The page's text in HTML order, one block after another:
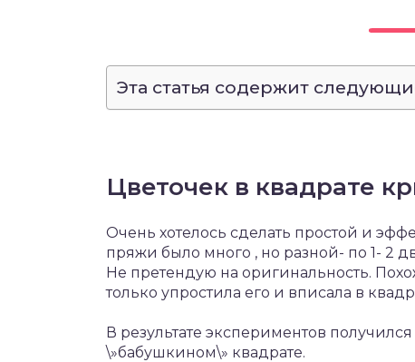
Эта статья содержит
Цветочек в квадрате
Очень хотелось сделать простой и
пряжи было много , но разной- по 1- 2
Не претендую на оригинальность.
только упростила его и вписала в
В результате экспериментов
\»бабушкином\» квадрате.